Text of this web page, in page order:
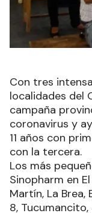
Con tres
localidades del
campaña
coronavirus y
11 años con
con la tercera.
Los más
Sinopharm en
Martín, La Brea,
8,